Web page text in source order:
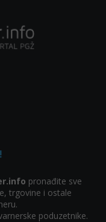
pronađite sve
trgovine i ostale
poduzetnike.